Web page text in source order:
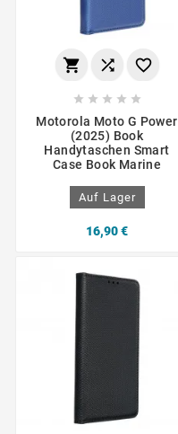
  
    
Motorola Moto G Power
(2025) Book
Handytaschen Smart
Case Book Marine
Auf Lager
16,90 €